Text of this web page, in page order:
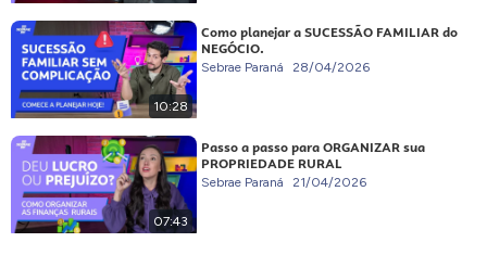
10:28
Como planejar a SUCESSÃO FAMILIAR do
NEGÓCIO.
Sebrae Paraná 28/04/2026
07:43
Passo a passo para ORGANIZAR sua
PROPRIEDADE RURAL
Sebrae Paraná 21/04/2026